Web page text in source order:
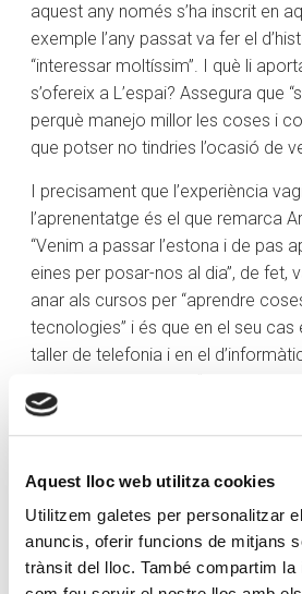
Aquest lloc web utilitza cookies
Utilitzem galetes per personalitzar
anuncis, oferir funcions de mitjans
trànsit del lloc. També compartim la
aquest any només s’ha inscrit en
exemple l’any passat va fer el
“interessar moltíssim”. I què li
s’ofereix a L’espai? Assegura que
perquè manejo millor les coses i
que potser no tindries l’ocasió de
I precisament que l’experiència
l’aprenentatge és el que remarca
“Venim a passar l’estona i de pas
eines per posar-nos al dia”, de fet,
anar als cursos per “aprendre
tecnologies” i és que en el seu cas
taller de telefonia i en el
de la gent jove”. Ell, com l’Imma
i ja era usuari de L’espai abans de
“És clar que venen a aprendre, però
de les coses que es troben és una
xula”, valora Ignasi Massafret,
subratlla que “una cosa molt xula”
creen entre els participants en les